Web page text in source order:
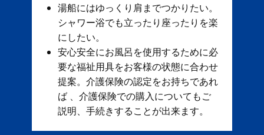
湯船にはゆっくり肩までつかりたい。
シャワー浴でも立ったり座ったりを楽
にしたい。
安心安全にお風呂を使用するために必
要な福祉用具をお客様の状態に合わせ
提案。 ​ 介護保険の認定をお持ちであれ
ば 、介護保険での購入についてもご
説明、手続きすることが出来ます。